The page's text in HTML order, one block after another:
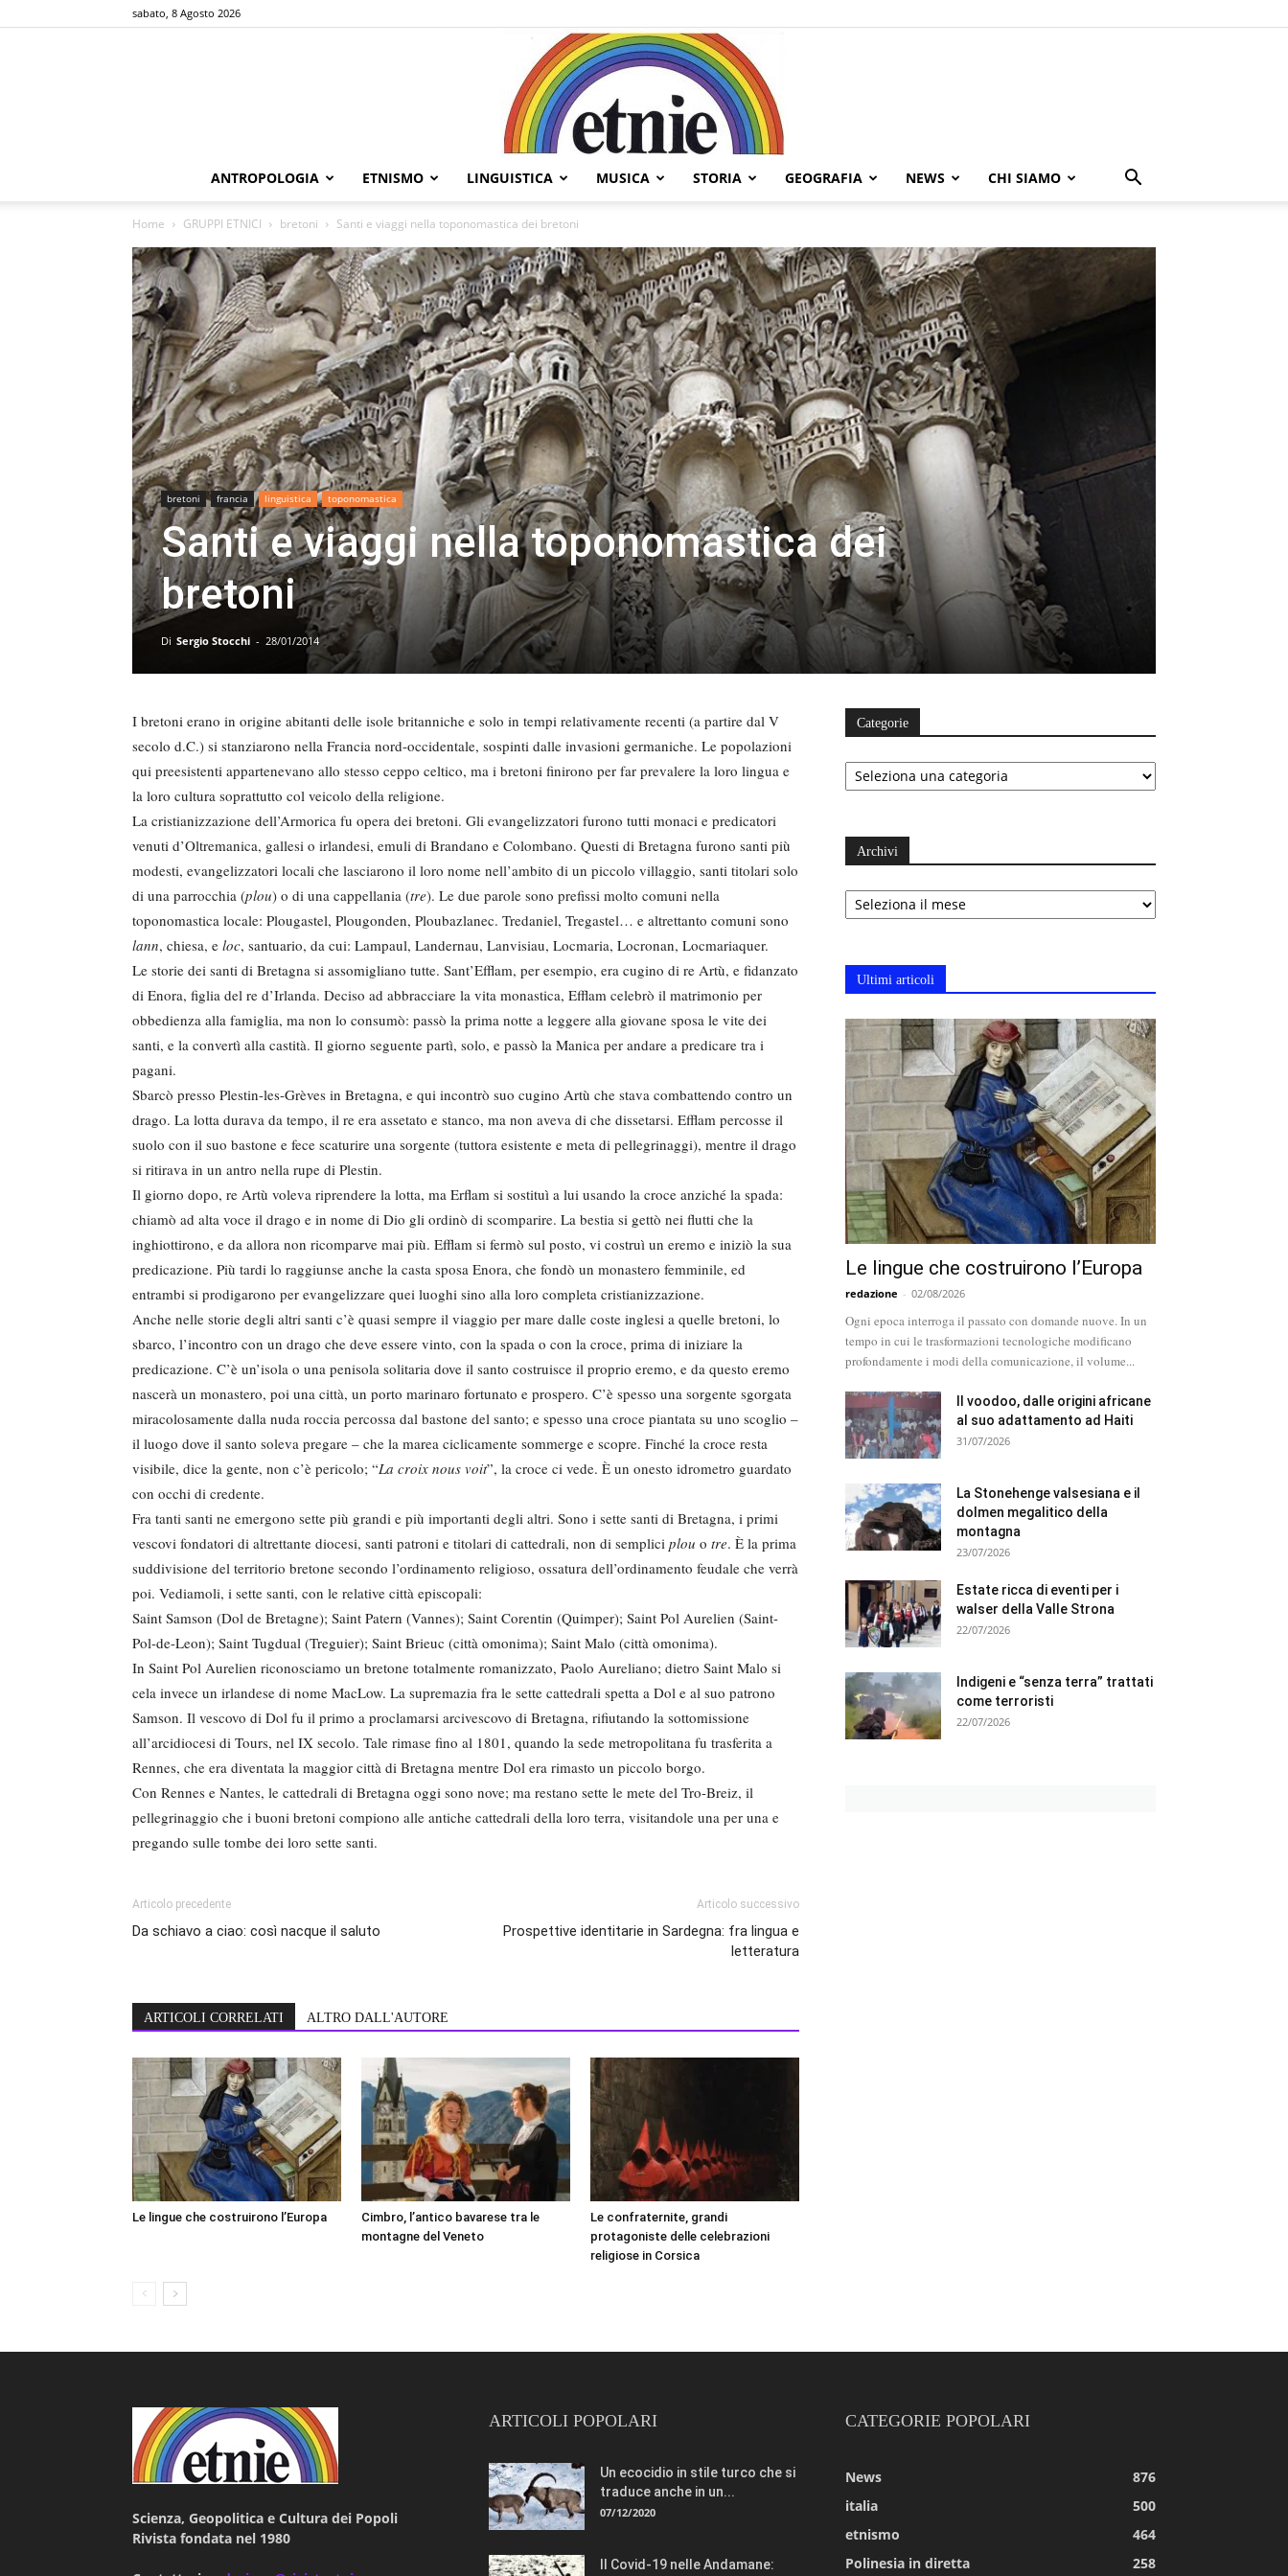
sabato, 8 Agosto 2026
ANTROPOLOGIA ETNISMO LINGUISTICA MUSICA STORIA GEOGRAFIA NEWS CHI SIAMO
Home GRUPPI ETNICI bretoni Santi e viaggi nella toponomastica dei bretoni
bretoni francia linguistica toponomastica
Santi e viaggi nella toponomastica dei
bretoni
Di Sergio Stocchi - 28/01/2014
I bretoni erano in origine abitanti delle isole britanniche e solo in tempi relativamente recenti (a partire dal V
secolo d.C.) si stanziarono nella Francia nord-occidentale, sospinti dalle invasioni germaniche. Le popolazioni
qui preesistenti appartenevano allo stesso ceppo celtico, ma i bretoni finirono per far prevalere la loro lingua e
la loro cultura soprattutto col veicolo della religione.
La cristianizzazione dell’Armorica fu opera dei bretoni. Gli evangelizzatori furono tutti monaci e predicatori
venuti d’Oltremanica, gallesi o irlandesi, emuli di Brandano e Colombano. Questi di Bretagna furono santi più
modesti, evangelizzatori locali che lasciarono il loro nome nell’ambito di un piccolo villaggio, santi titolari solo
di una parrocchia (plou) o di una cappellania (tre). Le due parole sono prefissi molto comuni nella
toponomastica locale: Plougastel, Plougonden, Ploubazlanec. Tredaniel, Tregastel… e altrettanto comuni sono
lann, chiesa, e loc, santuario, da cui: Lampaul, Landernau, Lanvisiau, Locmaria, Locronan, Locmariaquer.
Le storie dei santi di Bretagna si assomigliano tutte. Sant’Efflam, per esempio, era cugino di re Artù, e fidanzato
di Enora, figlia del re d’Irlanda. Deciso ad abbracciare la vita monastica, Efflam celebrò il matrimonio per
obbedienza alla famiglia, ma non lo consumò: passò la prima notte a leggere alla giovane sposa le vite dei
santi, e la convertì alla castità. Il giorno seguente partì, solo, e passò la Manica per andare a predicare tra i
pagani.
Sbarcò presso Plestin-les-Grèves in Bretagna, e qui incontrò suo cugino Artù che stava combattendo contro un
drago. La lotta durava da tempo, il re era assetato e stanco, ma non aveva di che dissetarsi. Efflam percosse il
suolo con il suo bastone e fece scaturire una sorgente (tuttora esistente e meta di pellegrinaggi), mentre il drago
si ritirava in un antro nella rupe di Plestin.
Il giorno dopo, re Artù voleva riprendere la lotta, ma Erflam si sostituì a lui usando la croce anziché la spada:
chiamò ad alta voce il drago e in nome di Dio gli ordinò di scomparire. La bestia si gettò nei flutti che la
inghiottirono, e da allora non ricomparve mai più. Efflam si fermò sul posto, vi costruì un eremo e iniziò la sua
predicazione. Più tardi lo raggiunse anche la casta sposa Enora, che fondò un monastero femminile, ed
entrambi si prodigarono per evangelizzare quei luoghi sino alla loro completa cristianizzazione.
Anche nelle storie degli altri santi c’è quasi sempre il viaggio per mare dalle coste inglesi a quelle bretoni, lo
sbarco, l’incontro con un drago che deve essere vinto, con la spada o con la croce, prima di iniziare la
predicazione. C’è un’isola o una penisola solitaria dove il santo costruisce il proprio eremo, e da questo eremo
nascerà un monastero, poi una città, un porto marinaro fortunato e prospero. C’è spesso una sorgente sgorgata
miracolosamente dalla nuda roccia percossa dal bastone del santo; e spesso una croce piantata su uno scoglio –
il luogo dove il santo soleva pregare – che la marea ciclicamente sommerge e scopre. Finché la croce resta
visibile, dice la gente, non c’è pericolo; “La croix nous voit”, la croce ci vede. È un onesto idrometro guardato
con occhi di credente.
Fra tanti santi ne emergono sette più grandi e più importanti degli altri. Sono i sette santi di Bretagna, i primi
vescovi fondatori di altrettante diocesi, santi patroni e titolari di cattedrali, non di semplici plou o tre. È la prima
suddivisione del territorio bretone secondo l’ordinamento religioso, ossatura dell’ordinamento feudale che verrà
poi. Vediamoli, i sette santi, con le relative città episcopali:
Saint Samson (Dol de Bretagne); Saint Patern (Vannes); Saint Corentin (Quimper); Saint Pol Aurelien (Saint-
Pol-de-Leon); Saint Tugdual (Treguier); Saint Brieuc (città omonima); Saint Malo (città omonima).
In Saint Pol Aurelien riconosciamo un bretone totalmente romanizzato, Paolo Aureliano; dietro Saint Malo si
cela invece un irlandese di nome MacLow. La supremazia fra le sette cattedrali spetta a Dol e al suo patrono
Samson. Il vescovo di Dol fu il primo a proclamarsi arcivescovo di Bretagna, rifiutando la sottomissione
all’arcidiocesi di Tours, nel IX secolo. Tale rimase fino al 1801, quando la sede metropolitana fu trasferita a
Rennes, che era diventata la maggior città di Bretagna mentre Dol era rimasto un piccolo borgo.
Con Rennes e Nantes, le cattedrali di Bretagna oggi sono nove; ma restano sette le mete del Tro-Breiz, il
pellegrinaggio che i buoni bretoni compiono alle antiche cattedrali della loro terra, visitandole una per una e
pregando sulle tombe dei loro sette santi.
Articolo precedente
Da schiavo a ciao: così nacque il saluto
Articolo successivo
Prospettive identitarie in Sardegna: fra lingua e
letteratura
ARTICOLI CORRELATI ALTRO DALL'AUTORE
Le lingue che costruirono l’Europa
Cimbro, l’antico bavarese tra le
montagne del Veneto
Le confraternite, grandi
protagoniste delle celebrazioni
religiose in Corsica
Categorie
Categorie
Archivi
Archivi
Ultimi articoli
Le lingue che costruirono l’Europa
redazione - 02/08/2026
Ogni epoca interroga il passato con domande nuove. In un
tempo in cui le trasformazioni tecnologiche modificano
profondamente i modi della comunicazione, il volume...
Il voodoo, dalle origini africane
al suo adattamento ad Haiti
31/07/2026
La Stonehenge valsesiana e il
dolmen megalitico della
montagna
23/07/2026
Estate ricca di eventi per i
walser della Valle Strona
22/07/2026
Indigeni e “senza terra” trattati
come terroristi
22/07/2026
Scienza, Geopolitica e Cultura dei Popoli
Rivista fondata nel 1980
ARTICOLI POPOLARI
Un ecocidio in stile turco che si
traduce anche in un...
07/12/2020
Il Covid-19 nelle Andamane:
CATEGORIE POPOLARI
News
876
italia
500
etnismo
464
Polinesia in diretta
258